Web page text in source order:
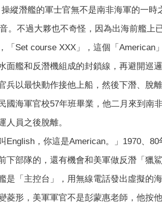
縱潛艦的軍士官無不是南非海軍的一
不過大夥也不奇怪，因為出海前艦上
「Set course XXX」，這個「American
面艦和反潛機組成的封鎖線，再避開巡
兵以最快動作接他上船，然後下潛、脫離
國海軍官校57年班畢業，他二月來到南
人員之後脫離。
English，你這是American。」1970、
下部隊的，還有機會和美軍做反潛「獵
是「主控台」，用無線電話發出虛擬的
菱形，美軍軍官不是彭蒙惠老師，他按